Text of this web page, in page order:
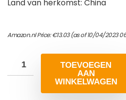
Land van herkomst: China
Amazon.nl Price:€13.03(as of 10/04/2023
TOEVOEGEN
AAN
WINKELWAGEN